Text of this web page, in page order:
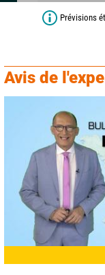
Prévisions
Avis de